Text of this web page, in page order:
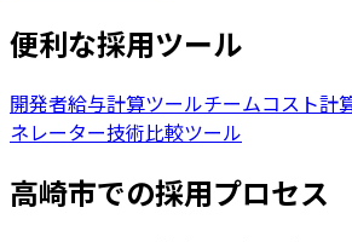
便利な採用ツール
開発者給与計算ツールチームコスト計
ネレーター技術比較ツール
高崎市での採用プロセス